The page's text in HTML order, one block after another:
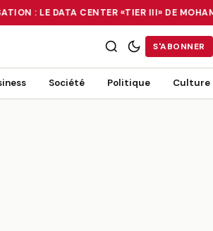
: LE DATA CENTER «TIER III» DE
CENTER «TIER III» DE MOHAMMADIA, UN
S'ABONNER
Société Politique Culture